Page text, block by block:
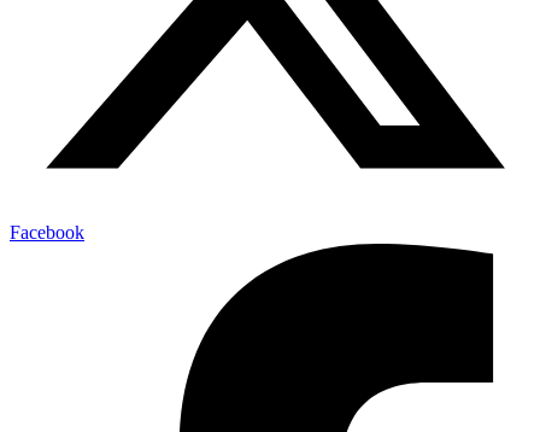
Facebook